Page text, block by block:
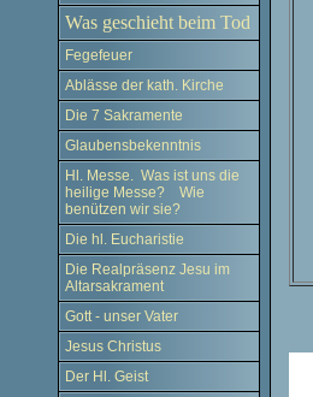
Was geschieht beim Tod
Fegefeuer
Ablässe der kath. Kirche
Die 7 Sakramente
Glaubensbekenntnis
Hl. Messe. Was ist uns die
heilige Messe? Wie
benützen wir sie?
Die hl. Eucharistie
Die Realpräsenz Jesu im
Altarsakrament
Gott - unser Vater
Jesus Christus
Der Hl. Geist